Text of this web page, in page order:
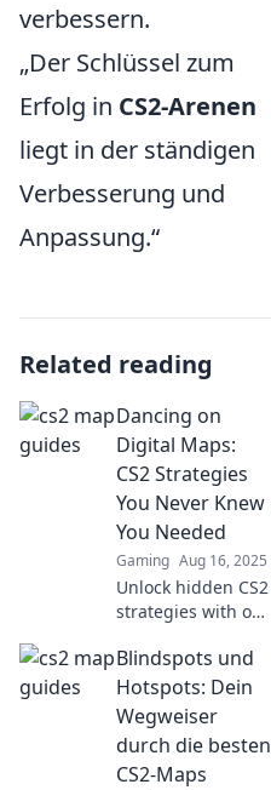
verbessern.
„Der Schlüssel zum
Erfolg in CS2-Arenen
liegt in der ständigen
Verbesserung und
Anpassung.“
Related reading
Dancing on
Digital Maps:
CS2 Strategies
You Never Knew
You Needed
Gaming Aug 16, 2025
Unlock hidden CS2
strategies with our
Elevate your game
and dominate
digital maps like
never before.
Blindspots und
Hotspots: Dein
Wegweiser
durch die besten
CS2-Maps